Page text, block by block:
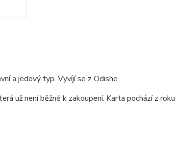
a jedový typ. Vyvíjí se z Odishe.
už není běžně k zakoupení. Karta pochází z roku